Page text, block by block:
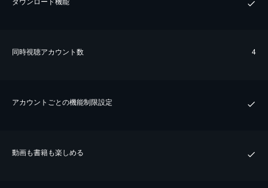
同時視聴アカウント数 4
アカウントごとの機能制限設定
動画も書籍も楽しめる